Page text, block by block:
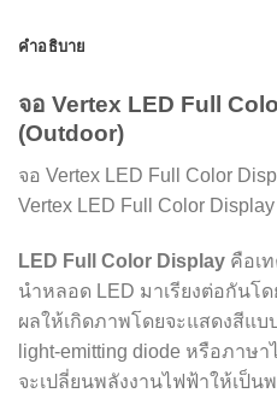
คำอธิบาย
จอ Vertex LED Full
(Outdoor)
จอ Vertex LED Full Color
Vertex LED Full Color
LED Full Color Display คือเ
นำหลอด LED มาเรียงต่อกันโ
ผลให้เกิดภาพโดยจะแสดงสีแบ
light-emitting diode หรือภาษ
จะเปลี่ยนพลังงานไฟฟ้าให้เป็น